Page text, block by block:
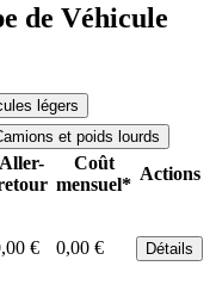
de Véhicule
légers
Camions et poids lourds
Aller-
Coût
mensuel*
Actions
€ 0,00 € Détails